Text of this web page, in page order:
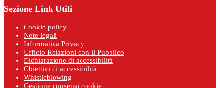
Sezione Link Utili
Cookie policy
Note legali
Informativa Privacy
Ufficio Relazioni con il Pubblico
Dichiarazione di accessibilità
Obiettivi di accessibilità
Whistleblowing
Gestione consensi cookie